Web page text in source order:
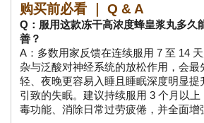
购买前必看 ｜ Q & A
Q：服用这款冻干高浓度蜂皇浆丸多久
善？
A：多数用家反馈在连续服用 7 至 14
杂与泛酸对神经系统的放松作用，会最
轻、夜晚更容易入睡且睡眠深度明显提
引致的失眠。建议持续服用 3 个月以
毒功能、消除日常过劳疲倦，并全面增